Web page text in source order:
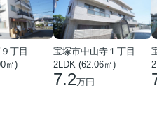
丁目
㎡)
宝塚市中山寺１丁目
2LDK (62.06㎡)
7.2万円